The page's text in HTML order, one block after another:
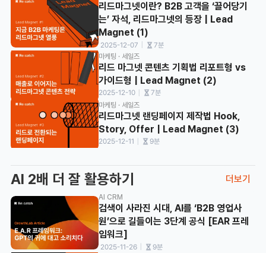
리드마그넷 랜딩페이지 제작법 Hook,
Story, Offer | Lead Magnet (3)
2025-12-11 ㅣ 9분
마케팅 · 세일즈
리드 마그넷 콘텐츠 기획법 리포트형 vs
가이드형 | Lead Magnet (2)
2025-12-10 ㅣ 7분
마케팅 · 세일즈
리드마그넷이란? B2B 고객을 ‘끌어당기
는’ 자석, 리드마그넷의 등장 | Lead
Magnet (1)
2025-12-07 7분
AI 2배 더 잘 활용하기 더보기
검색이 사라진 시대, AI를 ‘B2B 영업사
원’으로 길들이는 3단계 공식 [EAR 프레
임워크]
2025-11-26 9분
AI CRM